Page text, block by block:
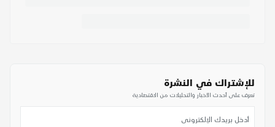
للإشتراك في النشرة
تعرف على أحدث الأخبار والتحليلات من الاقتصادية